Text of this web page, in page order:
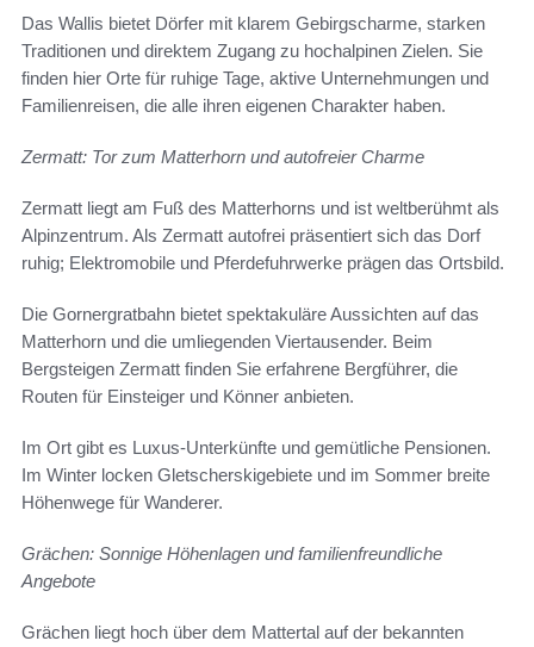
Das Wallis bietet Dörfer mit klarem Gebirgscharme, starken
Traditionen und direktem Zugang zu hochalpinen Zielen. Sie
finden hier Orte für ruhige Tage, aktive Unternehmungen und
Familienreisen, die alle ihren eigenen Charakter haben.
Zermatt: Tor zum Matterhorn und autofreier Charme
Zermatt liegt am Fuß des Matterhorns und ist weltberühmt als
Alpinzentrum. Als Zermatt autofrei präsentiert sich das Dorf
ruhig; Elektromobile und Pferdefuhrwerke prägen das Ortsbild.
Die Gornergratbahn bietet spektakuläre Aussichten auf das
Matterhorn und die umliegenden Viertausender. Beim
Bergsteigen Zermatt finden Sie erfahrene Bergführer, die
Routen für Einsteiger und Könner anbieten.
Im Ort gibt es Luxus-Unterkünfte und gemütliche Pensionen.
Im Winter locken Gletscherskigebiete und im Sommer breite
Höhenwege für Wanderer.
Grächen: Sonnige Höhenlagen und familienfreundliche
Angebote
Grächen liegt hoch über dem Mattertal auf der bekannten